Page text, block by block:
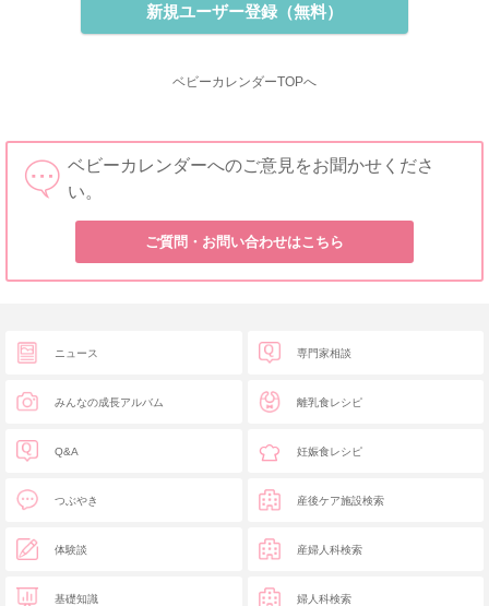
新規ユーザー登録（無料）
ベビーカレンダーTOPへ
ベビーカレンダーへのご意見をお聞かせくださ
い。
ご質問・お問い合わせはこちら
ニュース
みんなの成長アルバム
Q&A
つぶやき
体験談
基礎知識
専門家相談
離乳食レシピ
妊娠食レシピ
産後ケア施設検索
産婦人科検索
婦人科検索